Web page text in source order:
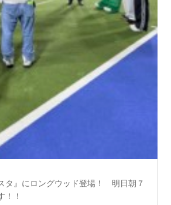
タ』にロングウッド登場！ 明日朝７
！！